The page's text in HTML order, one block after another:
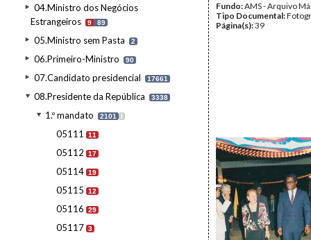
04.Ministro dos Negócios
Estrangeiros
9 89
05.Ministro sem Pasta 2
06.Primeiro-Ministro 90
07.Candidato presidencial 17661
08.Presidente da República 3338
1.º mandato 2101 I
05111 11
05112 17
05114 19
05115 12
05116 29
05117 3
Fundo:AMS - Arquivo
Tipo Documental:
Página(s):39